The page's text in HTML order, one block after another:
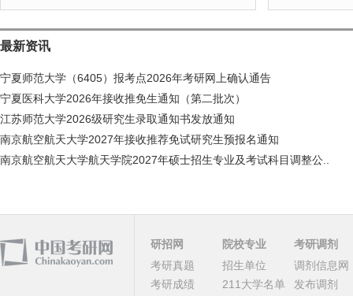
最新资讯
宁夏师范大学（6405）报考点2026年考研网上确认通告
宁夏医科大学2026年接收推免生通知（第二批次）
江苏师范大学2026级研究生录取通知书发放通知
南京航空航天大学2027年接收推荐免试研究生预报名通知
南京航空航天大学航天学院2027年硕士招生专业及考试科目调整公..
研招网
考研真题
考研成绩
院校专业
招生单位
211大学名单
考研调剂
调剂信息网
发布调剂